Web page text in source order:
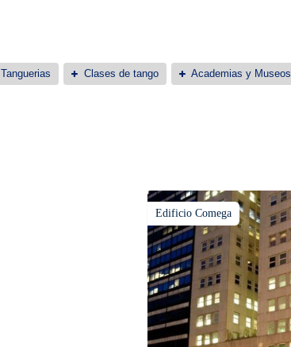
Tanguerias Clases de tango Academias y Museos
Edificio Comega